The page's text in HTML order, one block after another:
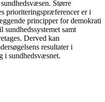
Større
prioriteringspræferencer er i
principper for demokrati
samt
Derved kan
resultater i
i sundhedsvæsnet.